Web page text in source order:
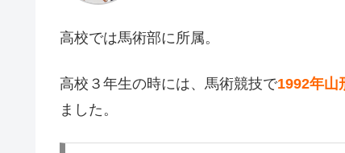
高校では馬術部に所属。
高校３年生の時には、馬術競技で1992年山
ました。